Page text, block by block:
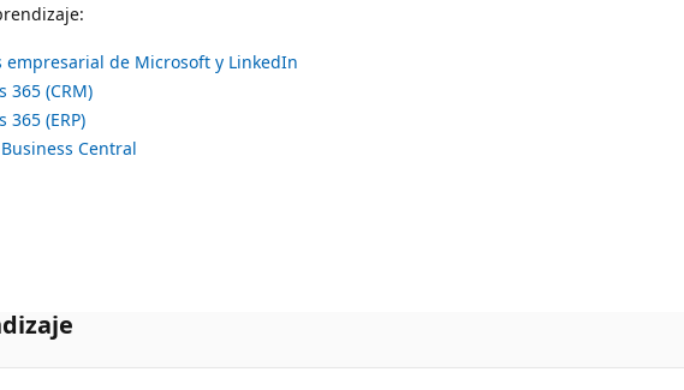
de Microsoft y LinkedIn
365 (CRM)
(ERP)
Central